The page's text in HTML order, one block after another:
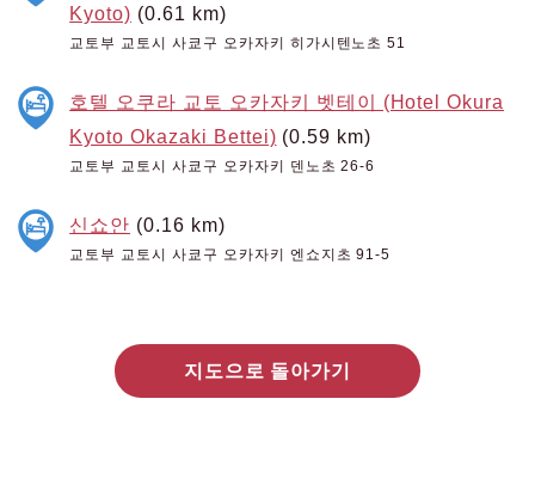
Kyoto) (0.61 km)
교토부 교토시 사쿄구 오카자키 히가시텐노초 51
호텔 오쿠라 교토 오카자키 벳테이 (Hotel Okura
Kyoto Okazaki Bettei) (0.59 km)
교토부 교토시 사쿄구 오카자키 덴노초 26-6
신쇼안 (0.16 km)
교토부 교토시 사쿄구 오카자키 엔쇼지초 91-5
지도으로 돌아가기